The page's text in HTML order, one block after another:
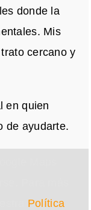
donde la
Mis
cercano y
en quien
de ayudarte.
Política